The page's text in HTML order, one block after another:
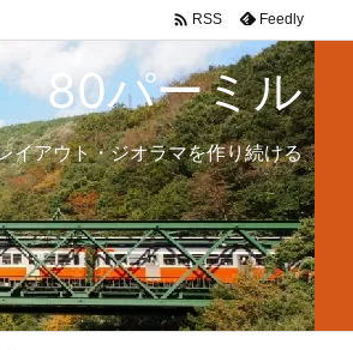
80パーミル
イアウト・ジオラマを作り続ける
 RSS Feedly